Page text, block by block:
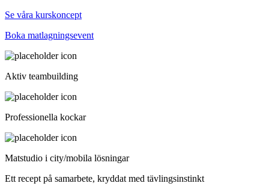
Se våra kurskoncept
Boka matlagningsevent
Aktiv teambuilding
Professionella kockar
Matstudio i city/mobila lösningar
Ett recept på samarbete, kryddat med tävlingsinstinkt